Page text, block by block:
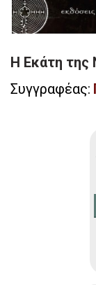
Η Εκάτη της
Συγγραφέας: